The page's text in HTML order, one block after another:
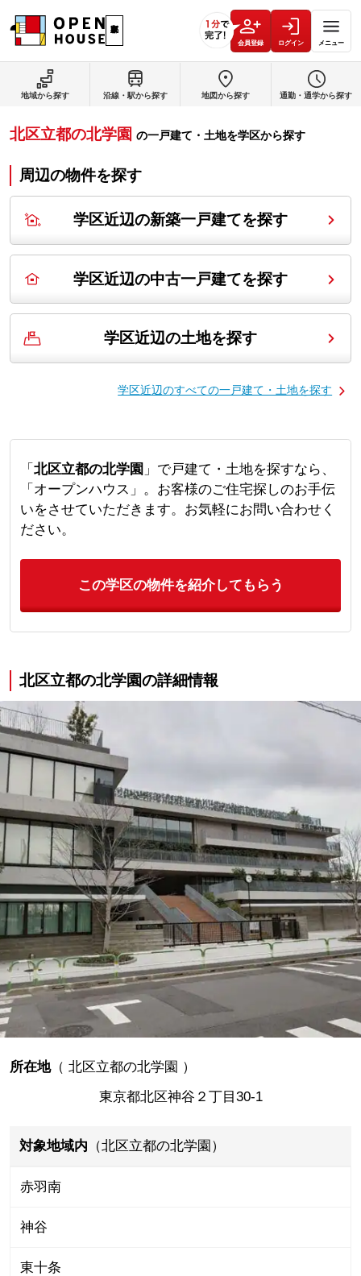
会員登録 ログイン メニュー
地域から探す 沿線・駅から探す 地図から探す 通勤・通学から探す
北区立都の北学園 の一戸建て・土地を学区から探す
周辺の物件を探す
学区近辺の新築一戸建てを探す
学区近辺の中古一戸建てを探す
学区近辺の土地を探す
学区近辺のすべての一戸建て・土地を探す
「 北区立都の北学園 」で戸建て・土地を探すなら、
「オープンハウス」。お客様のご住宅探しのお手伝
いをさせていただきます。お気軽にお問い合わせく
ださい。
この学区の物件を紹介してもらう
北区立都の北学園の詳細情報
所在地（ 北区立都の北学園 ）
東京都北区神谷２丁目30-1
対象地域内 （北区立都の北学園）
赤羽南
神谷
東十条